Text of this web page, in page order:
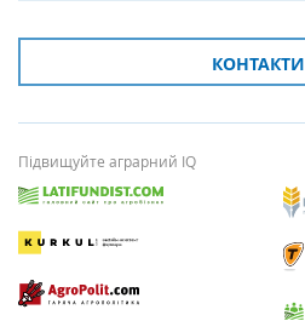
КОНТАКТИ
Підвищуйте аграрний IQ